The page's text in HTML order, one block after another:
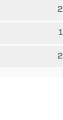
2
1
2